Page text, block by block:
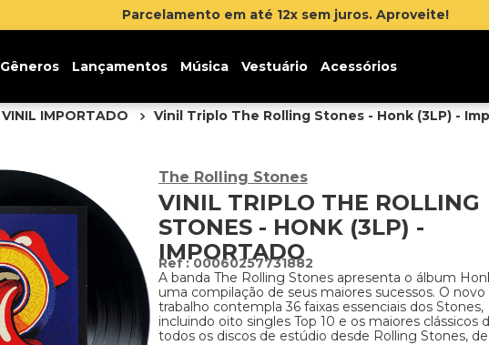
Inscreva-se na newsletter e
Gêneros Lançamentos Música Vestuário Acessórios
VINIL IMPORTADO Vinil Triplo The Rolling Stones - Honk (3LP) -
The Rolling Stones
VINIL TRIPLO THE ROLLING
STONES - HONK (3LP) -
IMPORTADO
:00060257731882
A banda The Rolling Stones apresenta o álbum
uma compilação de seus maiores sucessos. O novo
trabalho contempla 36 faixas essenciais dos Stones,
incluindo oito singles Top 10 e os maiores clássicos
todos os discos de estúdio desde Rolling Stones, de